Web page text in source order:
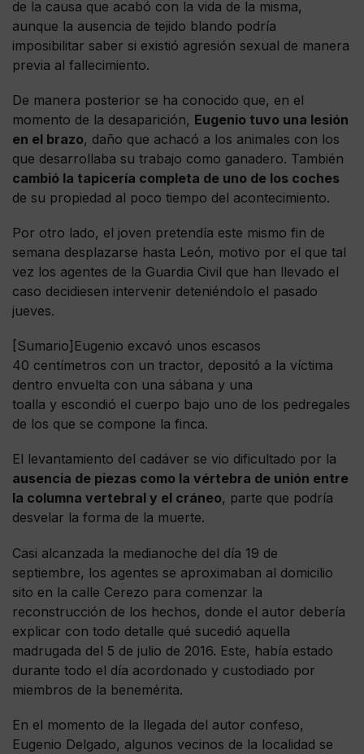
de la causa que acabó con la vida de la misma,
aunque la ausencia de tejido blando podría
imposibilitar saber si existió agresión sexual de manera
previa al fallecimiento.
De manera posterior se ha conocido que, en el
momento de la desaparición, Eugenio tuvo una lesión
en el brazo, daño que achacó a los animales con los
que desarrollaba su trabajo como ganadero. También
cambió la tapicería completa de uno de los coches
de su propiedad al poco tiempo del acontecimiento.
Por otro lado, el joven pretendía este mismo fin de
semana desplazarse hasta León, motivo por el que tal
vez los agentes de la Guardia Civil que han llevado el
caso decidiesen intervenir deteniéndolo el pasado
jueves.
[Sumario]Eugenio excavó unos escasos
40 centímetros con un tractor, depositó a la víctima
dentro envuelta con una sábana y una
toalla y escondió el cuerpo bajo uno de los pedregales
de los que se compone la finca.
El levantamiento del cadáver se vio dificultado por la
ausencia de piezas como la vértebra de unión entre
la columna vertebral y el cráneo, parte que podría
desvelar la forma de la muerte.
Casi alcanzada la medianoche del día 19 de
septiembre, los agentes se aproximaban al domicilio
sito en la calle Cerezo para comenzar la
reconstrucción de los hechos, donde el autor debería
explicar con todo detalle qué sucedió aquella
madrugada del 5 de julio de 2016. Este, había estado
durante todo el día acordonado y custodiado por
miembros de la benemérita.
En el momento de la llegada del autor confeso,
Eugenio Delgado, algunos vecinos de la localidad se